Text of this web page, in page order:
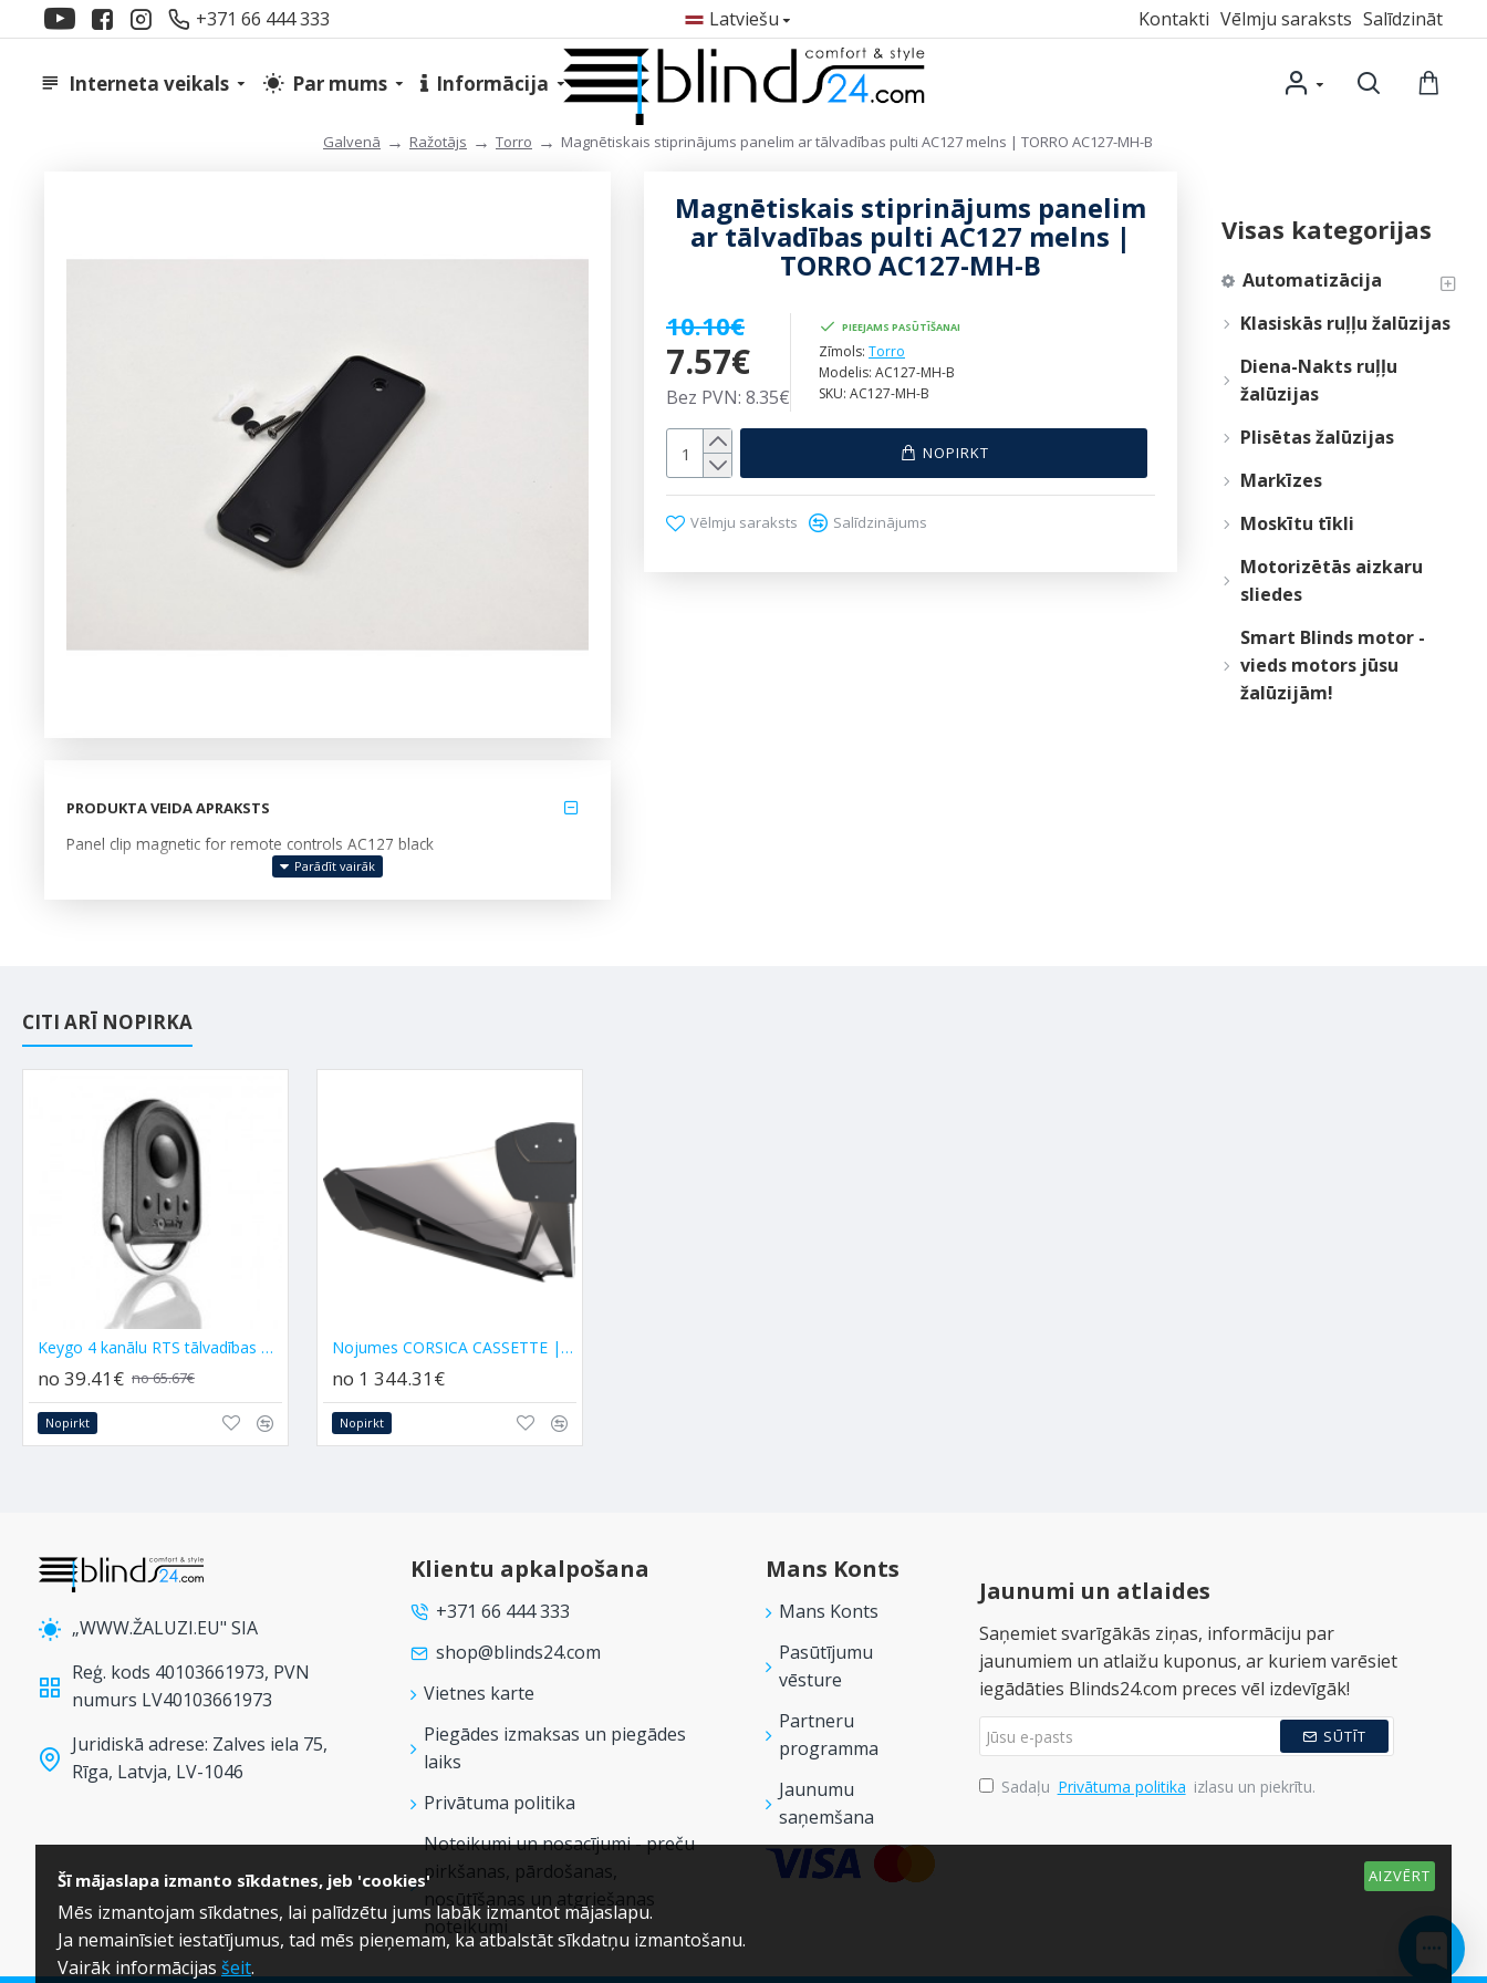
+371 66 444 333 Latviešu Kontakti Vēlmju saraksts Salīdzināt
Interneta veikals Par mums Informācija
Galvenā Ražotājs Torro Magnētiskais stiprinājums panelim ar tālvadības pulti AC127 melns | TORRO AC127-MH-B
PRODUKTA VEIDA APRAKSTS
Panel clip magnetic for remote controls AC127 black
Magnētiskais stiprinājums panelim
ar tālvadības pulti AC127 melns |
TORRO AC127-MH-B
7.57€
10.10€
Bez PVN: 8.35€
PIEEJAMS PASŪTĪŠANAI
Zīmols: Torro
Modelis: AC127-MH-B
SKU: AC127-MH-B
NOPIRKT
Vēlmju saraksts Salīdzinājums
Visas kategorijas
Automatizācija
Klasiskās ruļļu žalūzijas
Diena-Nakts ruļļu
žalūzijas
Plisētas žalūzijas
Markīzes
Moskītu tīkli
Motorizētās aizkaru
sliedes
Smart Blinds motor -
vieds motors jūsu
žalūzijām!
CITI ARĪ NOPIRKA
Keygo 4 kanālu RTS tālvadības pults | SOMFY 1841064
no 39.41€ no 65.67€
Nopirkt
Nojumes CORSICA CASSETTE | SELT
no 1 344.31€
Nopirkt
„WWW.ŽALUZI.EU" SIA
Reģ. kods 40103661973, PVN
numurs LV40103661973
Juridiskā adrese: Zalves iela 75,
Rīga, Latvja, LV-1046
Klientu apkalpošana
+371 66 444 333
shop@blinds24.com
Vietnes karte
Piegādes izmaksas un piegādes
laiks
Privātuma politika
Noteikumi un nosacījumi - preču
pirkšanas, pārdošanas,
nosūtīšanas un atgriešanas
noteikumi
Mans Konts
Mans Konts
Pasūtījumu
vēsture
Partneru
programma
Jaunumu
saņemšana
Jaunumi un atlaides
Saņemiet svarīgākās ziņas, informāciju par
jaunumiem un atlaižu kuponus, ar kuriem varēsiet
iegādāties Blinds24.com preces vēl izdevīgāk!
SŪTĪT
Sadaļu Privātuma politika izlasu un piekrītu.
AIZVĒRT
Šī mājaslapa izmanto sīkdatnes, jeb 'cookies'
Mēs izmantojam sīkdatnes, lai palīdzētu jums labāk izmantot mājaslapu.
Ja nemainīsiet iestatījumus, tad mēs pieņemam, ka atbalstāt sīkdatņu izmantošanu.
Vairāk informācijas šeit.